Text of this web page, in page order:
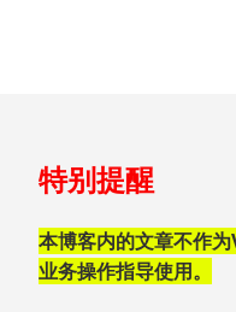
至
脚
特别提醒
本博客内的文章不作
业务操作指导使用。